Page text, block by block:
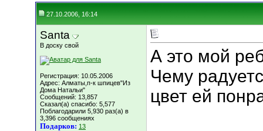
27.10.2006, 16:14
Santa
В доску свой
Регистрация: 10.05.2006
Адрес: Алматы,п-к шпицев"Из
Дома Натальи"
Сообщений: 13,857
Сказал(а) спасибо: 5,577
Поблагодарили 5,930 раз(а) в
3,396 сообщениях
Подарков: 13
А это мой
Чему
цвет ей